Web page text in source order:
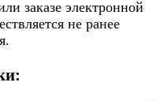
заказе электронной
не ранее